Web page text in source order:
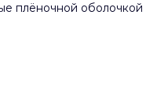
плёночной оболочкой